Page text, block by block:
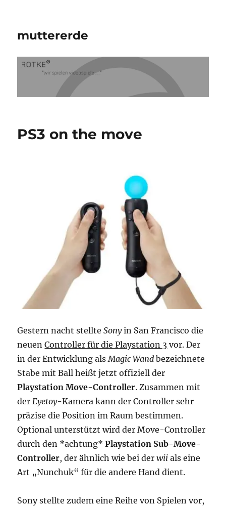
muttererde
PS3 on the move
Gestern nacht stellteSonyin San Francisco die
neuenController für die Playstation 3 vor. Der
in der Entwicklung alsMagic Wand bezeichnete
Stabe mit Ball heißt jetzt offiziell der
Playstation Move-Controller. Zusammen mit
derEyetoy-Kamera kann der Controller sehr
präzise die Position im Raum bestimmen.
Optional unterstützt wird der Move-Controller
durch den *achtung*Playstation Sub-Move-
Controller, der ähnlich wie bei derwii als eine
Art „Nunchuk“ für die andere Hand dient.
Sony stellte zudem eine Reihe von Spielen vor,